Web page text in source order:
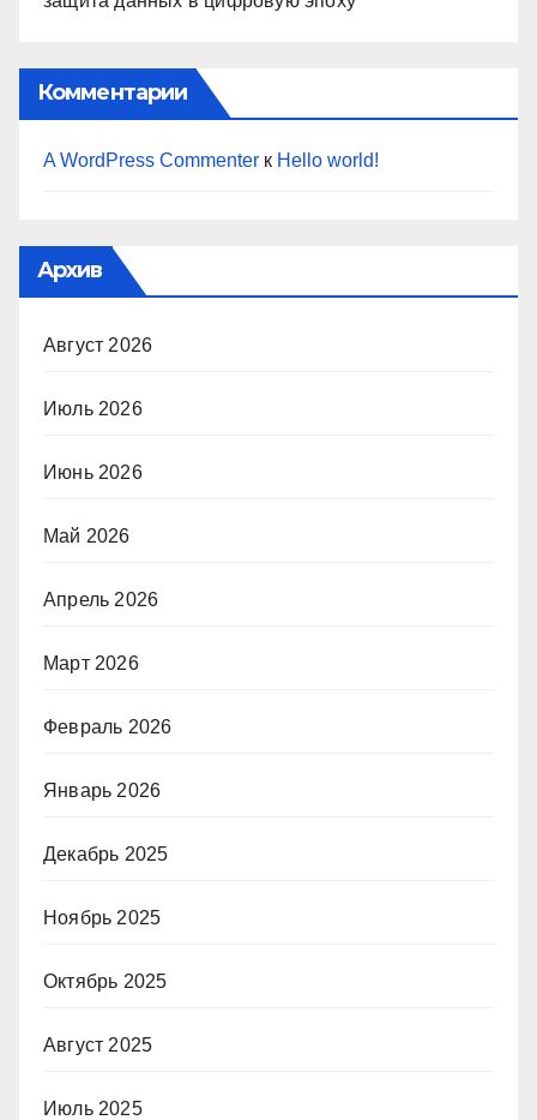
Комментарии
A WordPress Commenter к Hello world!
Архив
Август 2026
Июль 2026
Июнь 2026
Май 2026
Апрель 2026
Март 2026
Февраль 2026
Январь 2026
Декабрь 2025
Ноябрь 2025
Октябрь 2025
Август 2025
Июль 2025